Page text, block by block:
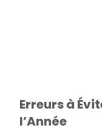
Erreurs à
l’Année